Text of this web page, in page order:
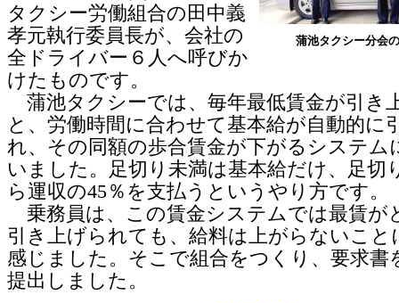
蒲池タクシー分会
タクシー労働組合の田中義
孝元執行委員長が、会社の
全ドライバー６人へ呼びか
けたものです。
蒲池タクシーでは、毎年最低賃金が引き
と、労働時間に合わせて基本給が自動的に
れ、その同額の歩合賃金が下がるシステム
いました。足切り未満は基本給だけ、足切
ら運収の45％を支払うというやり方です。
乗務員は、この賃金システムでは最賃が
引き上げられても、給料は上がらないこと
感じました。そこで組合をつくり、要求書
提出しました。